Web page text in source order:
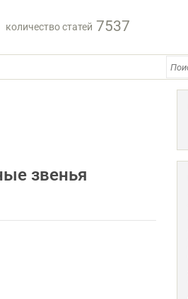
количество статей 7537
звенья